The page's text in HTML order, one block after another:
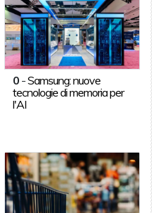
0 -Samsung: nuove
tecnologie di memoria per
l'AI